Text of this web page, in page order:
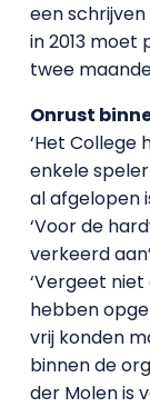
een
in 2013 moet
twee
Onrust
‘Het College
enkele
al afgelopen
‘Voor de
verkeerd
‘Vergeet
hebben
vrij konden
binnen de
der Molen is